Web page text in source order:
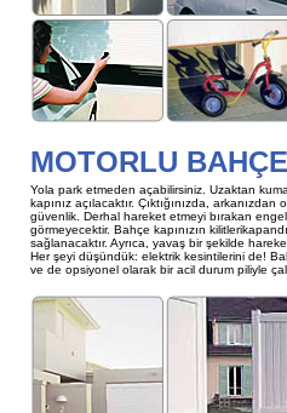
MOTORLU
Yola park etmeden açabilirsiniz. Uzaktan
kapınız açılacaktır. Çıktığınızda,
güvenlik. Derhal hareket etmeyi bırakan
görmeyecektir. Bahçe kapınızın
sağlanacaktır. Ayrıca, yavaş bir şekilde
Her şeyi düşündük: elektrik kesintilerini de!
ve de opsiyonel olarak bir acil durum piliyle